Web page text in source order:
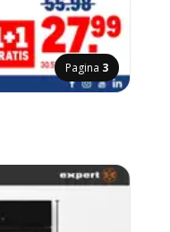
Pagina 3